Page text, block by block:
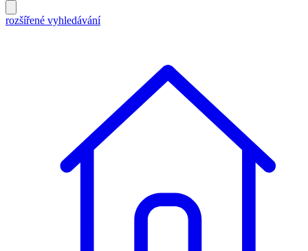
rozšířené vyhledávání